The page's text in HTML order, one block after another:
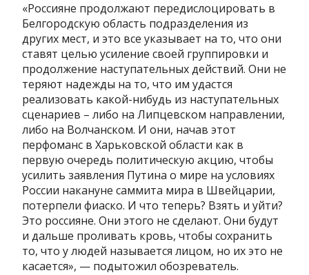
«Россияне продолжают передислоцировать в
Белгородскую область подразделения из
других мест, и это все указывает на то, что они
ставят целью усиление своей группировки и
продолжение наступательных действий. Они не
теряют надежды на то, что им удастся
реализовать какой-нибудь из наступательных
сценариев – либо на Липцевском направлении,
либо на Волчанском. И они, начав этот
перфоманс в Харьковской области как в
первую очередь политическую акцию, чтобы
усилить заявления Путина о мире на условиях
России накануне саммита мира в Швейцарии,
потерпели фиаско. И что теперь? Взять и уйти?
Это россияне. Они этого не сделают. Они будут
и дальше проливать кровь, чтобы сохранить
то, что у людей называется лицом, но их это не
касается», — подытожил обозреватель.